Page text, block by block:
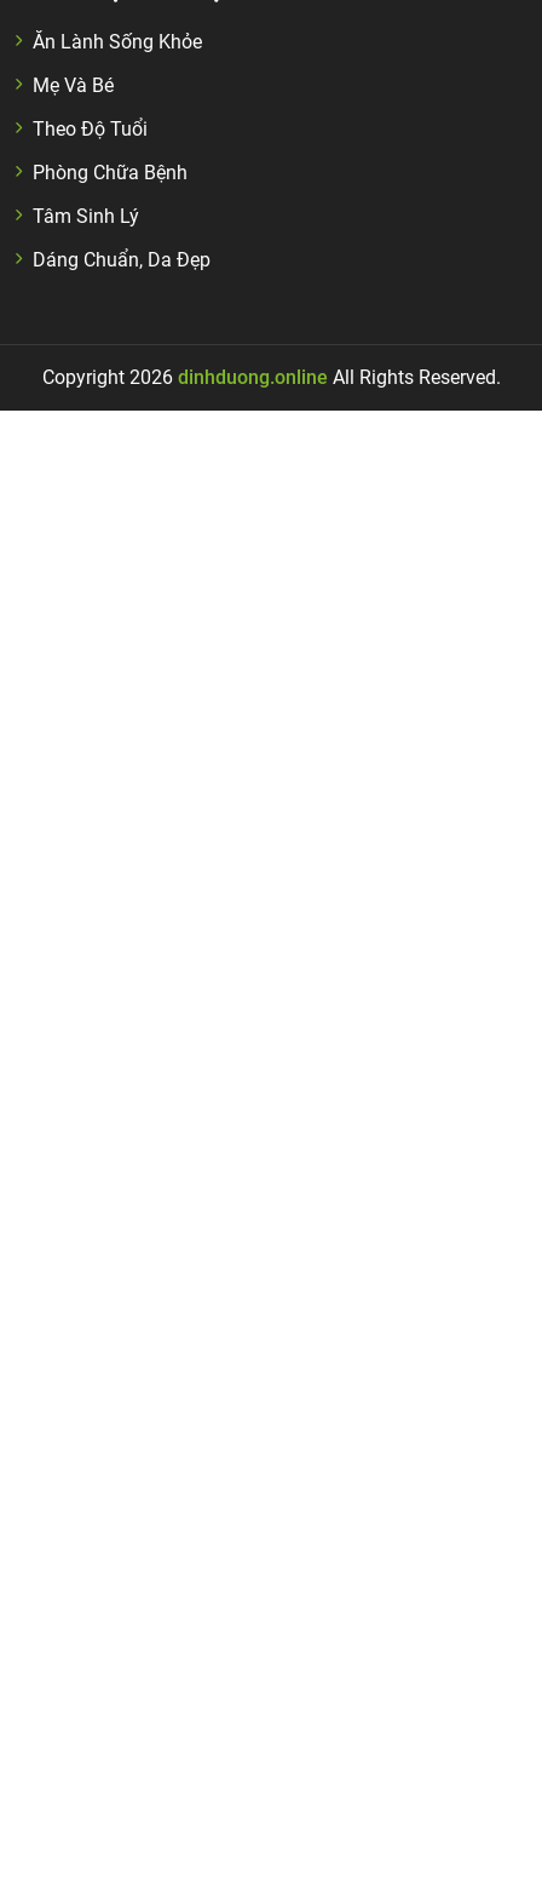
Ăn Lành Sống Khỏe
Mẹ Và Bé
Theo Độ Tuổi
Phòng Chữa Bệnh
Tâm Sinh Lý
Dáng Chuẩn, Da Đẹp
Copyright 2026 dinhduong.online All Rights Reserved.